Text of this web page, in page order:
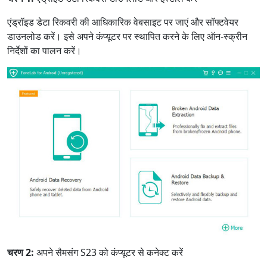
एंड्रॉइड डेटा रिकवरी की आधिकारिक वेबसाइट पर जाएं और सॉफ्टवेयर
डाउनलोड करें। इसे अपने कंप्यूटर पर स्थापित करने के लिए ऑन-स्क्रीन
निर्देशों का पालन करें।
चरण 2: अपने सैमसंग S23 को कंप्यूटर से कनेक्ट करें